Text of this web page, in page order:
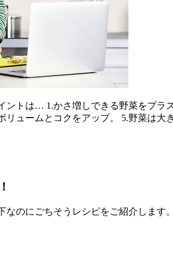
トは… 1.かさ増しできる野菜をプ
ュームとコクをアップ。 5.野菜は
のにごちそうレシピをご紹介します。